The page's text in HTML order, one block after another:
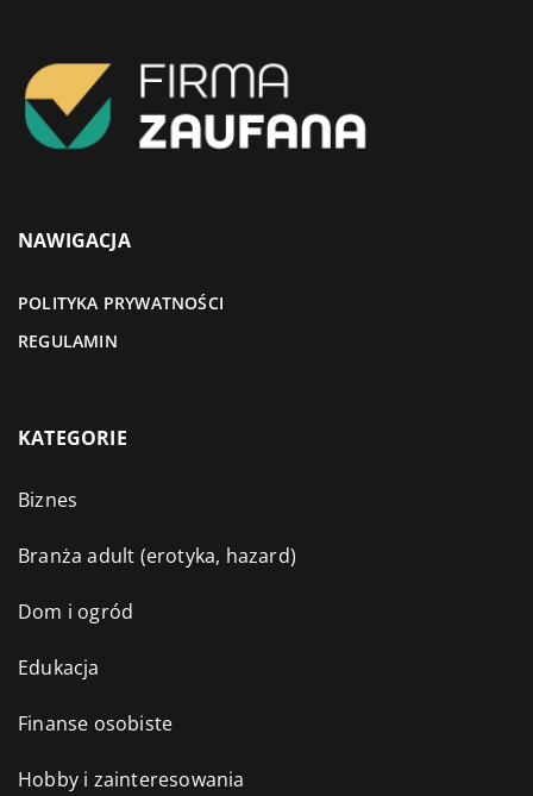
NAWIGACJA
POLITYKA PRYWATNOŚCI
REGULAMIN
KATEGORIE
Biznes
Branża adult (erotyka, hazard)
Dom i ogród
Edukacja
Finanse osobiste
Hobby i zainteresowania